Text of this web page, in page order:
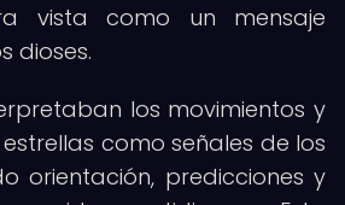
vista como un mensaje
dioses.
los movimientos y
como señales de los
orientación, predicciones y